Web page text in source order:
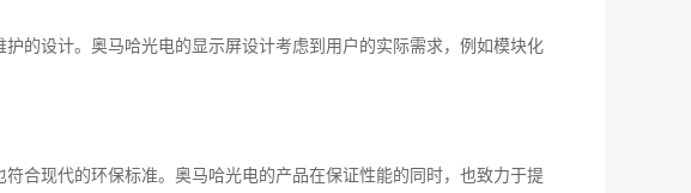
的设计。奥马哈光电的显示屏设计考虑到用户的实际需求，例如模块化
合现代的环保标准。奥马哈光电的产品在保证性能的同时，也致力于提